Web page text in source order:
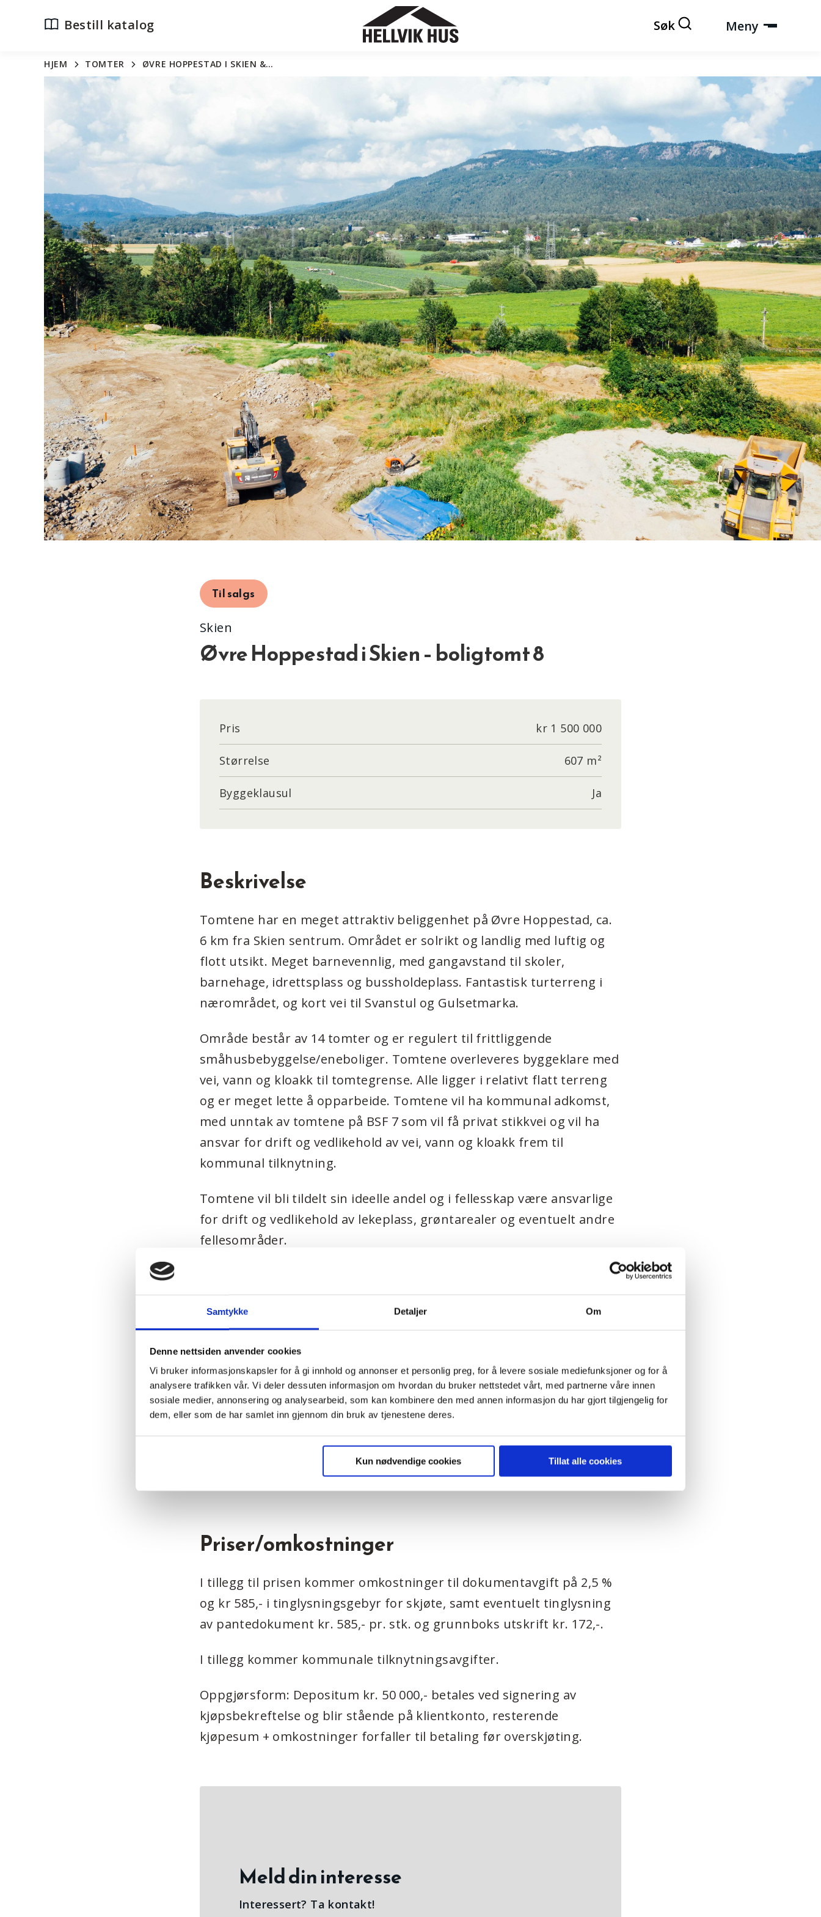
Samtykke Detaljer Om
Denne nettsiden anvender cookies
Vi bruker informasjonskapsler for å gi innhold og annonser et personlig preg, for å levere sosiale mediefunksjoner og for å
analysere trafikken vår. Vi deler dessuten informasjon om hvordan du bruker nettstedet vårt, med partnerne våre innen
sosiale medier, annonsering og analysearbeid, som kan kombinere den med annen informasjon du har gjort tilgjengelig for
dem, eller som de har samlet inn gjennom din bruk av tjenestene deres.
Kun nødvendige cookies Tillat alle cookies
Bestill katalog Søk Meny
HJEM TOMTER ØVRE HOPPESTAD I SKIEN &…
Til salgs
Skien
Øvre Hoppestad i Skien – boligtomt 8
Pris kr 1 500 000
Størrelse 607 m²
Byggeklausul Ja
Beskrivelse
Tomtene har en meget attraktiv beliggenhet på Øvre Hoppestad, ca.
6 km fra Skien sentrum. Området er solrikt og landlig med luftig og
flott utsikt. Meget barnevennlig, med gangavstand til skoler,
barnehage, idrettsplass og bussholdeplass. Fantastisk turterreng i
nærområdet, og kort vei til Svanstul og Gulsetmarka.
Område består av 14 tomter og er regulert til frittliggende
småhusbebyggelse/eneboliger. Tomtene overleveres byggeklare med
vei, vann og kloakk til tomtegrense. Alle ligger i relativt flatt terreng
og er meget lette å opparbeide. Tomtene vil ha kommunal adkomst,
med unntak av tomtene på BSF 7 som vil få privat stikkvei og vil ha
ansvar for drift og vedlikehold av vei, vann og kloakk frem til
kommunal tilknytning.
Tomtene vil bli tildelt sin ideelle andel og i fellesskap være ansvarlige
for drift og vedlikehold av lekeplass, grøntarealer og eventuelt andre
fellesområder.
Salgsbetingelser
fleksibel med hensyn til hva som bygges. I utgangspunktet tilbys
boliger fra TVB Bolig` s egen hus katalog fra Hellvik Hus, men det er
også mulig å få arkitekttegnet bolig etter eget ønske. Imidlertid er
det en forutsetning at TVB Bolig AS beholder retten til å bygge huset
over grunnmuren, og minimum får levere råbygg.
Ved spørsmål, vennligst ta kontakt med en av våre boligkonsulenter.
Priser/omkostninger
I tillegg til prisen kommer omkostninger til dokumentavgift på 2,5 %
og kr 585,- i tinglysningsgebyr for skjøte, samt eventuelt tinglysning
av pantedokument kr. 585,- pr. stk. og grunnboks utskrift kr. 172,-.
I tillegg kommer kommunale tilknytningsavgifter.
Oppgjørsform: Depositum kr. 50 000,- betales ved signering av
kjøpsbekreftelse og blir stående på klientkonto, resterende
kjøpesum + omkostninger forfaller til betaling før overskjøting.
Meld din interesse
Interessert? Ta kontakt!